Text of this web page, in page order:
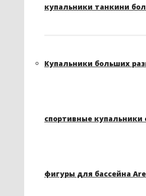
купальники танкини
Купальники больших
спортивные купальники
фигуры для бассейна